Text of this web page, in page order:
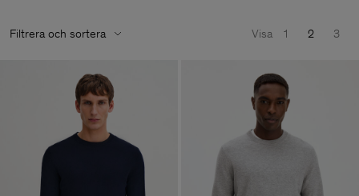
Filtrera och sortera Visa 1 2 3